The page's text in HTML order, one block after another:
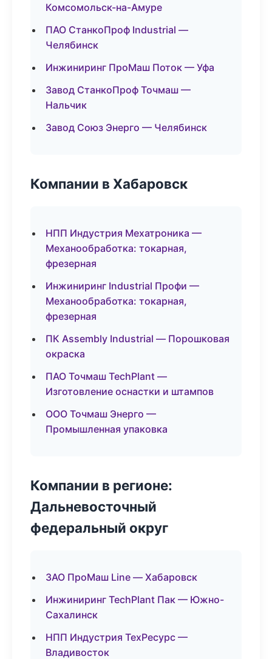
Комсомольск-на-Амуре
ПАО СтанкоПроф Industrial —
Челябинск
Инжиниринг ПроМаш Поток — Уфа
Завод СтанкоПроф Точмаш —
Нальчик
Завод Союз Энерго — Челябинск
Компании в Хабаровск
НПП Индустрия Мехатроника —
Механообработка: токарная,
фрезерная
Инжиниринг Industrial Профи —
Механообработка: токарная,
фрезерная
ПК Assembly Industrial — Порошковая
окраска
ПАО Точмаш TechPlant —
Изготовление оснастки и штампов
ООО Точмаш Энерго —
Промышленная упаковка
Компании в регионе:
Дальневосточный
федеральный округ
ЗАО ПроМаш Line — Хабаровск
Инжиниринг TechPlant Пак — Южно-
Сахалинск
НПП Индустрия ТехРесурс —
Владивосток